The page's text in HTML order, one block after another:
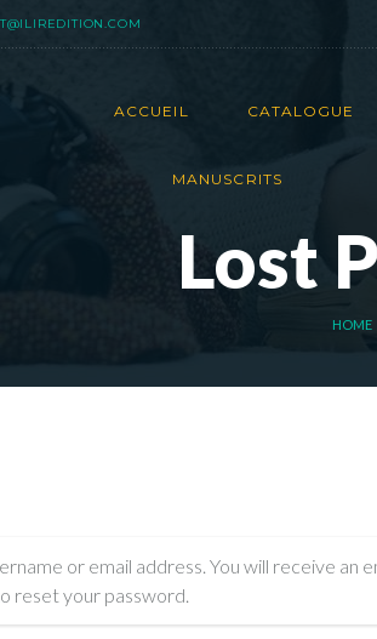
ACCUEIL CATALOGUE
MANUSCRITS
Lost
HOME
or email address. You will receive an
reset your password.